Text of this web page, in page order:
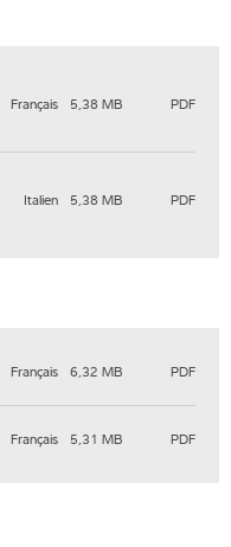
Français 5,38 MB PDF
Italien 5,38 MB PDF
Français 6,32 MB PDF
Français 5,31 MB PDF